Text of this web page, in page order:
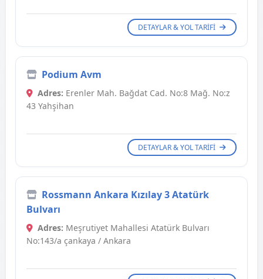
DETAYLAR & YOL TARIFI
Podium Avm
Adres: Erenler Mah. Bağdat Cad. No:8 Mağ. No:z
43 Yahşihan
DETAYLAR & YOL TARIFI
Rossmann Ankara Kızılay 3 Atatürk
Bulvarı
Adres: Meşrutiyet Mahallesi Atatürk Bulvarı
No:143/a çankaya / Ankara